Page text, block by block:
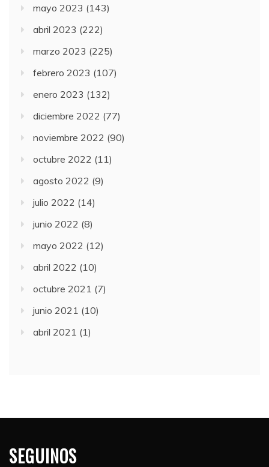
mayo 2023 (143)
abril 2023 (222)
marzo 2023 (225)
febrero 2023 (107)
enero 2023 (132)
diciembre 2022 (77)
noviembre 2022 (90)
octubre 2022 (11)
agosto 2022 (9)
julio 2022 (14)
junio 2022 (8)
mayo 2022 (12)
abril 2022 (10)
octubre 2021 (7)
junio 2021 (10)
abril 2021 (1)
SEGUINOS